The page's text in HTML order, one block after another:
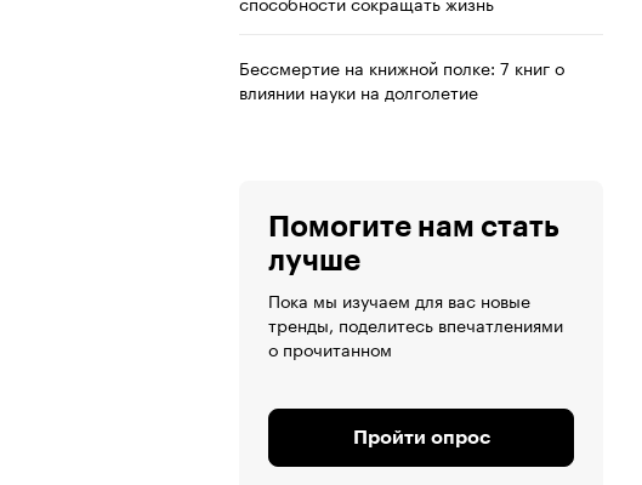
Бессмертие на книжной полке: 7 книг о
влиянии науки на долголетие
Помогите нам стать
лучше
Пока мы изучаем для вас новые
тренды, поделитесь впечатлениями
о прочитанном
Пройти опрос